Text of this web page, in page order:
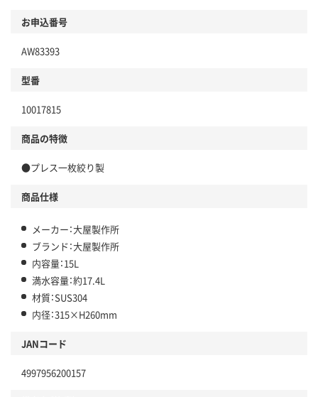
お申込番号
AW83393
型番
10017815
商品の特徴
●プレス一枚絞り製
商品仕様
メーカー：大屋製作所
ブランド：大屋製作所
内容量：15L
満水容量：約17.4L
材質：SUS304
内径：315×H260mm
JANコード
4997956200157